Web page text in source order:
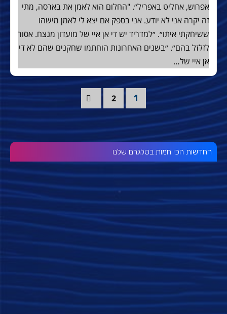
אפרוש, אחליט באפריל״. "החלום הוא לאמן את בארסה, מתי
זה יקרה אני לא יודע. אני בספק אם יצא לי לאמן מישהו
ששיחקתי איתו״. ״למדריד יש די אן איי של מועדון מנצח. אסור
לזלזל בהם״. ״בשנים האחרונות הוחתמו שחקנים שהם לא די
אן איי של…
1
2
החדשות הכי חמות בטלגרם שלנו